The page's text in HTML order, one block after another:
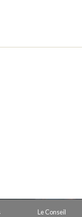
Le Conseil